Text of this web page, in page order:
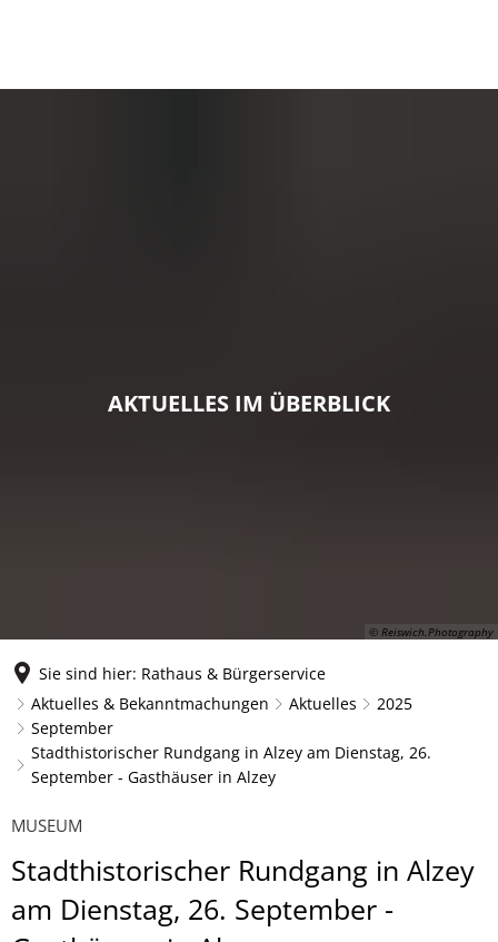
© Reiswich.Photography
AKTUELLES IM ÜBERBLICK
Sie sind hier: Rathaus & Bürgerservice
Aktuelles & Bekanntmachungen
Aktuelles
2025
September
Stadthistorischer Rundgang in Alzey am Dienstag, 26.
September - Gasthäuser in Alzey
MUSEUM
Stadthistorischer Rundgang in Alzey
am Dienstag, 26. September -